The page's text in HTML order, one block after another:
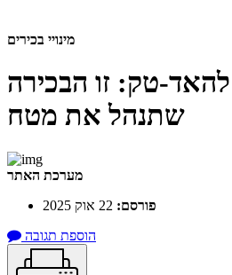
מינויי בכירים
טק: זו הבכירה
שתנהל את מטח
מערכת האתר
פורסם:
הוספת תגובה